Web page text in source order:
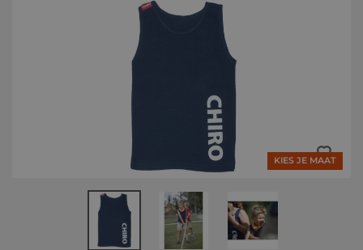
aanmelden
KIES JE MAAT